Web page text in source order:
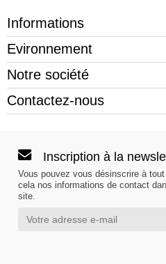
Informations
Evironnement
Notre société
Contactez-nous
Inscription à la
Vous pouvez vous désinscrire à
cela nos informations de contact
site.